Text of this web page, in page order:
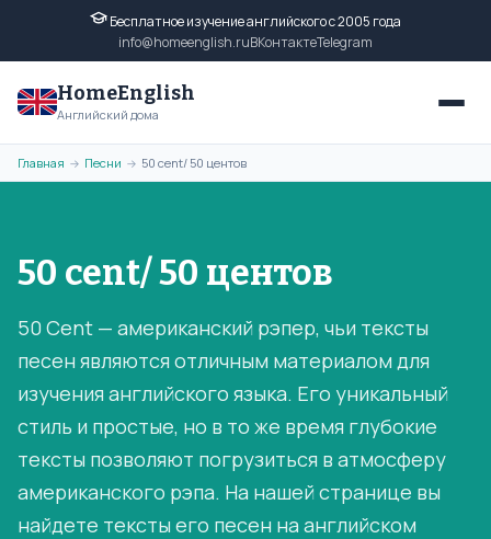
Бесплатное изучение английского с 2005 года
info@homeenglish.ruВКонтактеTelegram
HomeEnglish
Английский дома
Главная → Песни → 50 cent/ 50 центов
50 cent/ 50 центов
50 Cent — американский рэпер, чьи тексты
песен являются отличным материалом для
изучения английского языка. Его уникальный
стиль и простые, но в то же время глубокие
тексты позволяют погрузиться в атмосферу
американского рэпа. На нашей странице вы
найдете тексты его песен на английском